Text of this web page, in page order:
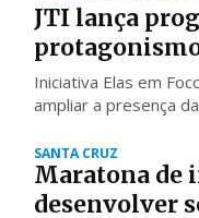
JTI lança
Iniciativa Elas em
ampliar a presença
SANTA CRUZ
Maratona de
desenvolver